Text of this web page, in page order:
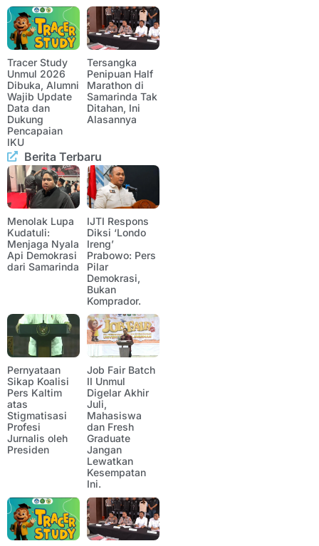
Tracer Study
Unmul 2026
Dibuka, Alumni
Wajib Update
Data dan
Dukung
Pencapaian
IKU
Tersangka
Penipuan Half
Marathon di
Samarinda Tak
Ditahan, Ini
Alasannya
Berita Terbaru
Menolak Lupa
Kudatuli:
Menjaga Nyala
Api Demokrasi
dari Samarinda
IJTI Respons
Diksi ‘Londo
Ireng’
Prabowo: Pers
Pilar
Demokrasi,
Bukan
Komprador.
Pernyataan
Sikap Koalisi
Pers Kaltim
atas
Stigmatisasi
Profesi
Jurnalis oleh
Presiden
Job Fair Batch
II Unmul
Digelar Akhir
Juli,
Mahasiswa
dan Fresh
Graduate
Jangan
Lewatkan
Kesempatan
Ini.